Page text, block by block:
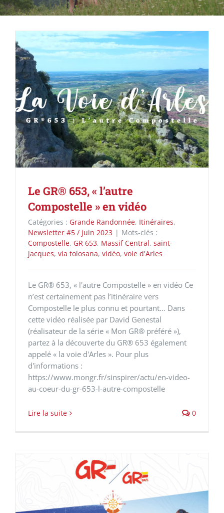
Le GR® 653, « l’autre
Compostelle » en vidéo
Catégories : Grande Randonnée, Itinéraires,
Newsletter #5 / juin 2023 | Mots-clés :
Compostelle, GR 653, Massif Central, saint-
jacques, via tolosana, vidéo, voie d'Arles
Le GR® 653, « l'autre Compostelle » en vidéo Ce
n’est certainement pas l’itinéraire vers
Compostelle le plus connu et pourtant… Dans
cette vidéo réalisée par David Genestal
(réalisateur de la série « Mon GR® préféré »),
partez à la découverte du GR® 653 également
appelé « la voie d'Arles ». Pour plus
d'informations :
https://www.mongr.fr/sinspirer/actu/en-video-
au-coeur-du-gr-653-l-autre-compostelle
Lire la suite 0